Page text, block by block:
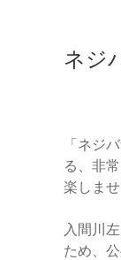
ネジ
「ネジ
る、非
楽しませ
入間川
ため、